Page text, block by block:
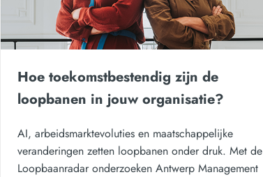
Hoe toekomstbestendig zijn de
loopbanen in jouw organisatie?
AI, arbeidsmarktevoluties en maatschappelijke
veranderingen zetten loopbanen onder druk. Met de
Loopbaanradar onderzoeken Antwerp Management